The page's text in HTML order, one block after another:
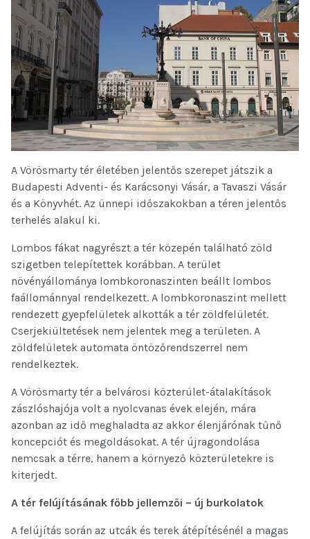
A Vörösmarty tér életében jelentős szerepet játszik a
Budapesti Adventi- és Karácsonyi Vásár, a Tavaszi Vásár
és a Könyvhét. Az ünnepi időszakokban a téren jelentős
terhelés alakul ki.
Lombos fákat nagyrészt a tér közepén található zöld
szigetben telepítettek korábban. A terület
növényállománya lombkoronaszinten beállt lombos
faállománnyal rendelkezett. A lombkoronaszint mellett
rendezett gyepfelületek alkották a tér zöldfelületét.
Cserjekiültetések nem jelentek meg a területen. A
zöldfelületek automata öntözőrendszerrel nem
rendelkeztek.
A Vörösmarty tér a belvárosi közterület-átalakítások
zászlóshajója volt a nyolcvanas évek elején, mára
azonban az idő meghaladta az akkor élenjárónak tűnő
koncepciót és megoldásokat. A tér újragondolása
nemcsak a térre, hanem a környező közterületekre is
kiterjedt.
A tér felújításának főbb jellemzői ­– új burkolatok
A felújítás során az utcák és terek átépítésénél a magas